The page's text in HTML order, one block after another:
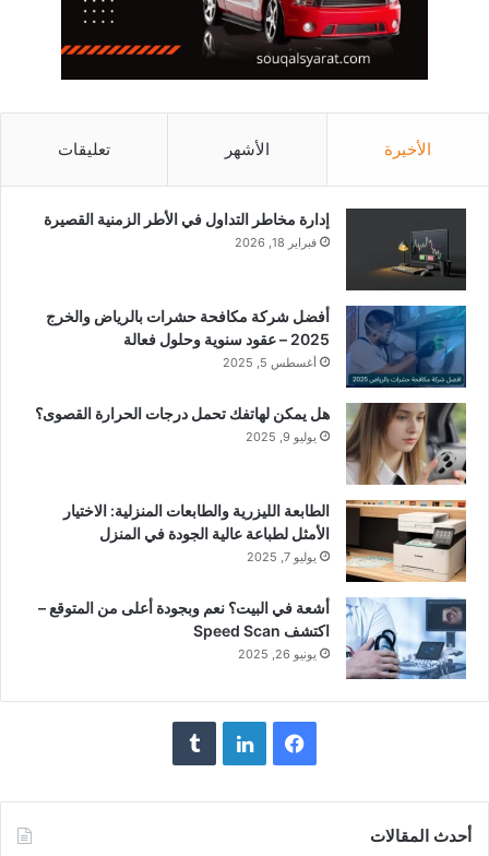
الأخيرة الأشهر تعليقات
إدارة مخاطر التداول في الأطر الزمنية القصيرة
فبراير 18, 2026
أفضل شركة مكافحة حشرات بالرياض والخرج
2025 – عقود سنوية وحلول فعالة
أغسطس 5, 2025
هل يمكن لهاتفك تحمل درجات الحرارة القصوى؟
يوليو 9, 2025
الطابعة الليزرية والطابعات المنزلية: الاختيار
الأمثل لطباعة عالية الجودة في المنزل
يوليو 7, 2025
أشعة في البيت؟ نعم وبجودة أعلى من المتوقع –
اكتشف Speed Scan
يونيو 26, 2025
فيسبوكلينكدإن
‏Tumblr
أحدث المقالات